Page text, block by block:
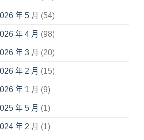
年 5 月 (54)
年 4 月 (98)
年 3 月 (20)
年 2 月 (15)
年 1 月 (9)
年 5 月 (1)
年 2 月 (1)